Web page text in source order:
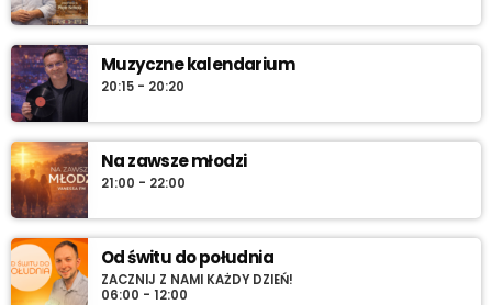
Muzyczne kalendarium
20:15 - 20:20
Na zawsze młodzi
21:00 - 22:00
Od świtu do południa
ZACZNIJ Z NAMI KAŻDY DZIEŃ!
06:00 - 12:00